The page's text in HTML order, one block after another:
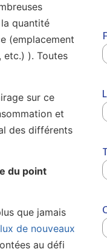
quantité
(emplacement
etc.) ). Toutes
sur ce
et
des différents
du point
que jamais
de nouveaux
au défi